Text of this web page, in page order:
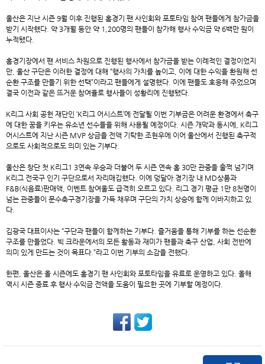
울산은 지난 시즌 9월 이후 진행된 홈경기 팬 사인회와 포토타임 참여 팬들에게 참가금을
받기 시작했다. 약 3개월 동안 약 1,200명의 팬들이 참가해 행사 수익금 약 6백만 원이
누적됐다.
홈경기장에서 팬 서비스 차원으로 진행된 행사에서 참가금을 받는 이례적인 결정이었지
만, 울산 구단은 이러한 결정에 대해 “행사의 가치를 높이고, 이에 대한 수익을 환원해 선
순환 구조를 만들기 위한 선택”이라고 팬들에게 설명했다. 이에 팬들도 호응해 주었으며
결국 이전과 같은 뜨거운 참여율로 행사들이 성황리에 진행됐다.
K리그 사회 공헌 재단인 ‘K리그 어시스트’에 전달될 이번 기부금은 어려운 환경에서 축구
에 대한 꿈을 키우는 유소년 선수들을 위해 사용될 예정이다. 시즌 개막과 동시에, K리그
어시스트에 지난 시즌 MVP 상금을 전액 기탁한 조현우에 이어 울산에서 진행된 축구적
으로도 사회적으로도 의미 있는 기부다.
울산은 창단 첫 K리그1 3연속 우승과 더불어 두 시즌 연속 홈 30만 관중을 훌쩍 넘기며
K리그 전국구 인기 구단으로서 자리매김했다. 이에 덩달아 경기장 내 MD상품과
F&B(식음료)판매액, 이벤트 참여울도 급격히 오르고 있다. 리그 경기 평균 1만 8천명이
넘는 관중들이 문수축구경기장을 가득 채우며 구단의 가치 상승에 함께 이바지하고 있
다.
김광국 대표이사는 “구단과 팬들이 함께하는 기부다. 즐거움을 통해 기부를 하는 선순환
구조를 만들었다. 빅 크라운에서의 모든 활동과 재미가 팬들과 축구 산업, 사회 전반에
의미 있게 만드는 것이 목표다.”라고 이번 기부의 소감을 전했다.
한편, 울산은 올 시즌에도 홈경기 팬 사인회와 포토타임을 유료로 운영하고 있다. 올해
역시 시즌 종료 후 행사 수익금 전액을 도움이 필요한 곳에 기부할 예정이다.